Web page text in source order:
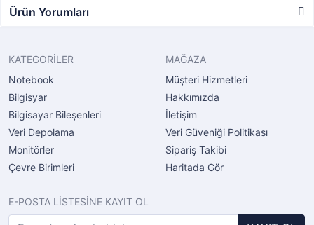
Ürün Yorumları
KATEGORİLER
Notebook
Bilgisyar
Bilgisayar Bileşenleri
Veri Depolama
Monitörler
Çevre Birimleri
MAĞAZA
Müşteri Hizmetleri
Hakkımızda
İletişim
Veri Güveniği Politikası
Sipariş Takibi
Haritada Gör
E-POSTA LİSTESİNE KAYIT OL